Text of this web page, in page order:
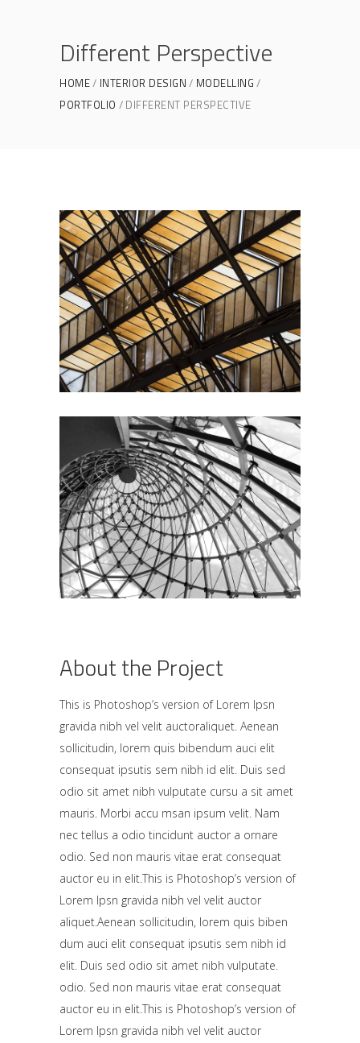
Different Perspective
HOME INTERIOR DESIGN
MODELLING
PORTFOLIO
DIFFERENT PERSPECTIVE
About the Project
This is Photoshop’s version of Lorem Ipsn
gravida nibh vel velit auctoraliquet. Aenean
sollicitudin, lorem quis bibendum auci elit
consequat ipsutis sem nibh id elit. Duis sed
odio sit amet nibh vulputate cursu a sit amet
mauris. Morbi accu msan ipsum velit. Nam
nec tellus a odio tincidunt auctor a ornare
odio. Sed non mauris vitae erat consequat
auctor eu in elit.This is Photoshop’s version of
Lorem Ipsn gravida nibh vel velit auctor
aliquet.Aenean sollicitudin, lorem quis biben
dum auci elit consequat ipsutis sem nibh id
elit. Duis sed odio sit amet nibh vulputate.
odio. Sed non mauris vitae erat consequat
auctor eu in elit.This is Photoshop’s version of
Lorem Ipsn gravida nibh vel velit auctor